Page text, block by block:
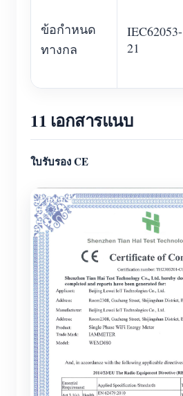
ข้อกำหนด
ทางกล
IEC62053-
21
11 เอกสารแนบ
ใบรับรอง CE